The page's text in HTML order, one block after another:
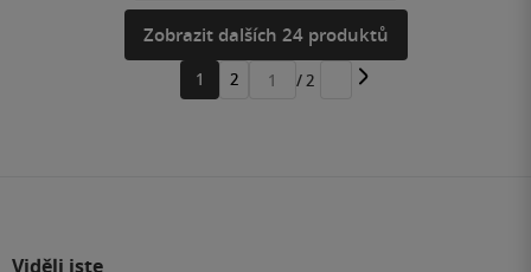
Zobrazit dalších 24 produktů
1 2
Přejít
/ 2
Viděli jste